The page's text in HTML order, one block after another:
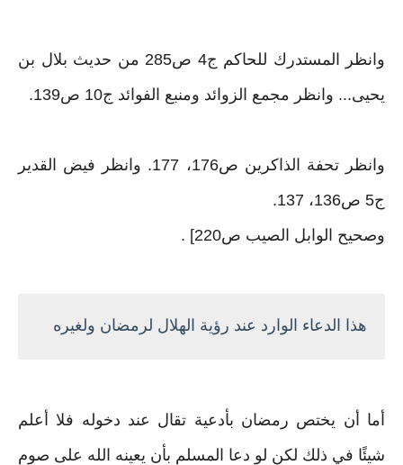
وانظر المستدرك للحاكم ج4 ص285 من حديث بلال بن
يحيى‏.‏‏.‏‏.‏ وانظر مجمع الزوائد ومنبع الفوائد ج10 ص139‏.‏
وانظر تحفة الذاكرين ص176، 177‏.‏ وانظر فيض القدير
ج5 ص136، 137‏.‏
وصحيح الوابل الصيب ص220‏] ‏‏.
هذا الدعاء الوارد عند رؤية الهلال لرمضان ولغيره
أما أن يختص رمضان بأدعية تقال عند دخوله فلا أعلم
شيئًا في ذلك لكن لو دعا المسلم بأن يعينه الله على صوم